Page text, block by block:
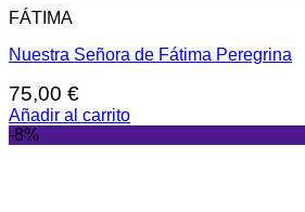
FÁTIMA
Nuestra Señora de Fátima Peregrina
75,00 €
Añadir al carrito
-8%